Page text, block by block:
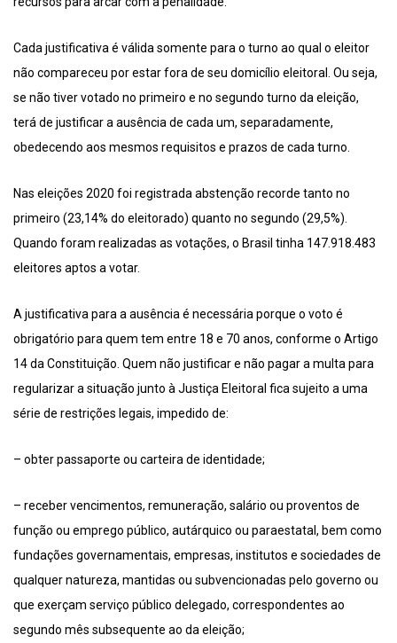
Cada justificativa é válida somente para o turno ao qual o eleitor
não compareceu por estar fora de seu domicílio eleitoral. Ou seja,
se não tiver votado no primeiro e no segundo turno da eleição,
terá de justificar a ausência de cada um, separadamente,
obedecendo aos mesmos requisitos e prazos de cada turno.
Nas eleições 2020 foi registrada abstenção recorde tanto no
primeiro (23,14% do eleitorado) quanto no segundo (29,5%).
Quando foram realizadas as votações, o Brasil tinha 147.918.483
eleitores aptos a votar.
A justificativa para a ausência é necessária porque o voto é
obrigatório para quem tem entre 18 e 70 anos, conforme o Artigo
14 da Constituição. Quem não justificar e não pagar a multa para
regularizar a situação junto à Justiça Eleitoral fica sujeito a uma
série de restrições legais, impedido de:
– obter passaporte ou carteira de identidade;
– receber vencimentos, remuneração, salário ou proventos de
função ou emprego público, autárquico ou paraestatal, bem como
fundações governamentais, empresas, institutos e sociedades de
qualquer natureza, mantidas ou subvencionadas pelo governo ou
que exerçam serviço público delegado, correspondentes ao
segundo mês subsequente ao da eleição;